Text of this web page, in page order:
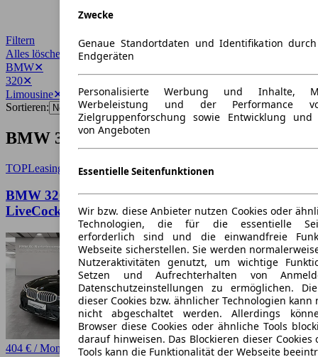
Zwecke
Genaue Standortdaten und Identifikation
Endgeräten
Personalisierte Werbung und Inhalte,
Werbeleistung und der Performance
Zielgruppenforschung sowie Entwicklung und
von Angeboten
Essentielle Seitenfunktionen
Wir bzw. diese Anbieter nutzen Cookies oder
Technologien, die für die essentielle
erforderlich sind und die einwandfreie
Webseite sicherstellen. Sie werden
Nutzeraktivitäten genutzt, um wichtige
Setzen und Aufrechterhalten von
Datenschutzeinstellungen zu ermöglichen.
dieser Cookies bzw. ähnlicher Technologien kann
nicht abgeschaltet werden. Allerdings
Browser diese Cookies oder ähnliche Tools
darauf hinweisen. Das Blockieren dieser
Tools kann die Funktionalität der Webseite
Filtern
Alles löschen
BMW✕
320✕
Limousine✕
Sortieren:
BMW 320 Limousine Angebote
TOPLeasing
BMW 320 d Limousine M Sport AHK
LiveCockpitProf HiFi
404 € / Monat